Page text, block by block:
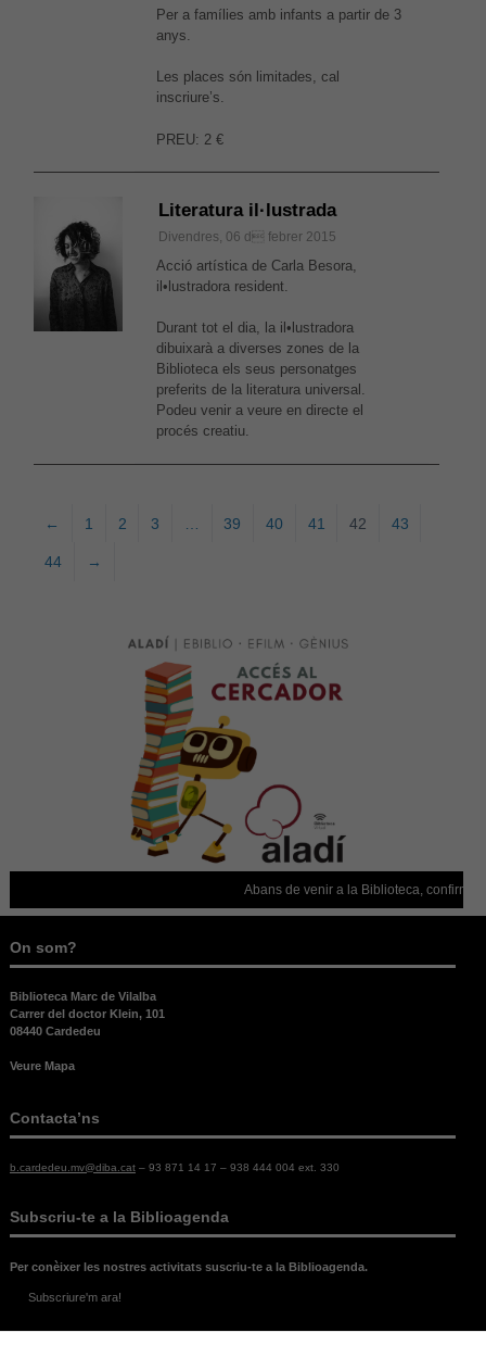
Per a famílies amb infants a partir de 3
anys.
Les places són limitades, cal
inscriure’s.
PREU: 2 €
Literatura il·lustrada
Divendres, 06 d febrer 2015
Acció artística de Carla Besora,
il•lustradora resident.
Durant tot el dia, la il•lustradora
dibuixarà a diverses zones de la
Biblioteca els seus personatges
preferits de la literatura universal.
Podeu venir a veure en directe el
procés creatiu.
← 1 2 3 39 40 41 42 43
44 →
Abans de venir a la Biblioteca, confirmeu
On som?
Biblioteca Marc de Vilalba
Carrer del doctor Klein, 101
08440 Cardedeu
Veure Mapa
Contacta’ns
b.cardedeu.mv@diba.cat– 93 871 14 17 – 938 444 004 ext. 330
Subscriu-te a la Biblioagenda
Per conèixer les nostres activitats suscriu-te a la Biblioagenda.
Subscriure'm ara!
Legal